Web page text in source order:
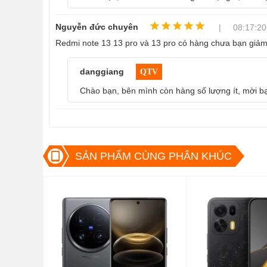
Khung giữa được hoàn thiện bằng chất liệu nhôm
chắc chắn và bền bỉ. Trước khi trình làng, Xiaomi
mang đến tiêu chuẩn hàng đầu.và trải nghiệm tốt nhất
Nguyễn đức chuyên
| 08:17:20
Redmi note 13 13 pro và 13 pro có hàng chưa bạn
danggiang QTV
Chào bạn, bên mình còn hàng số lượng ít, mời
SẢN PHẨM CÙNG PHÂN KHÚC